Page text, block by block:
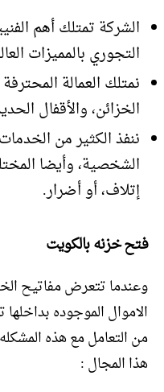
الشركة تمتلك أهم
التجوري بالمميزات
نمتلك العمالة
الخزائن، والأقفال
ننفذ الكثير من
الشخصية، وأيضا
إتلاف، أو أضرار.
فتح خزنه بالكويت
وعندما تتعرض مفاتيح
الاموال الموجوده
من التعامل مع هذه
هذا المجال :